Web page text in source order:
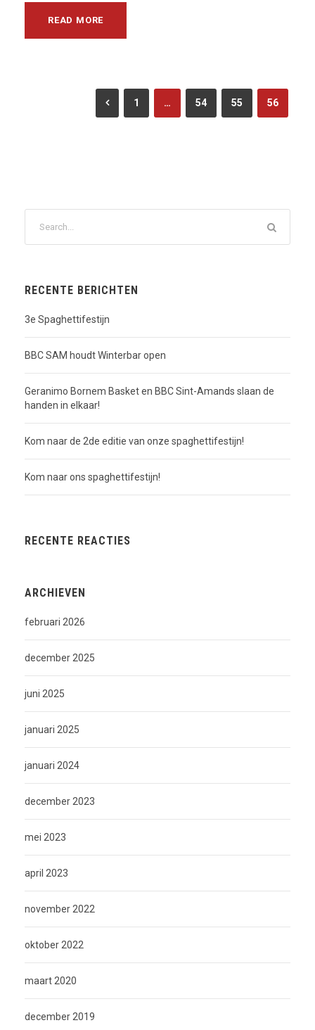
READ MORE
1 … 54 55 56
RECENTE BERICHTEN
3e Spaghettifestijn
BBC SAM houdt Winterbar open
Geranimo Bornem Basket en BBC Sint-Amands slaan de
handen in elkaar!
Kom naar de 2de editie van onze spaghettifestijn!
Kom naar ons spaghettifestijn!
RECENTE REACTIES
ARCHIEVEN
februari 2026
december 2025
juni 2025
januari 2025
januari 2024
december 2023
mei 2023
april 2023
november 2022
oktober 2022
maart 2020
december 2019